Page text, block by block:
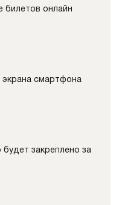
билетов онлайн
экрана смартфона
закреплено за